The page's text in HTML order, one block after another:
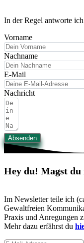
In der Regel antworte
Vorname
Nachname
E-Mail
Nachricht
Absenden
Hey du! Magst
Im Newsletter teile ich
Gewaltfreien
Praxis und Anregungen
Mehr dazu erfährst du